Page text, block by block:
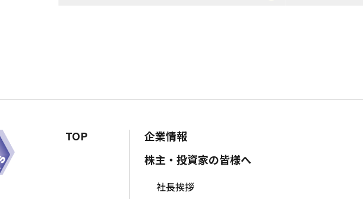
TOP
企業情報
株主・投資家の皆様へ
社長挨拶